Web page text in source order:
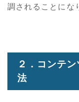
調されることにな
２．コンテ
法